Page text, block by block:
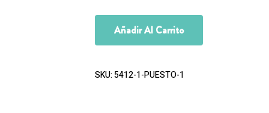
Añadir Al Carrito
SKU:5412-1-PUESTO-1